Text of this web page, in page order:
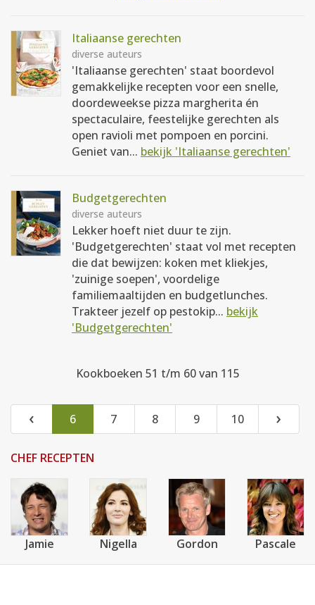
Italiaanse gerechten
diverse auteurs
'Italiaanse gerechten' staat boordevol
gemakkelijke recepten voor een snelle,
doordeweekse pizza margherita én
spectaculaire, feestelijke gerechten als
open ravioli met pompoen en porcini.
Geniet van... bekijk 'Italiaanse gerechten'
Budgetgerechten
diverse auteurs
Lekker hoeft niet duur te zijn.
'Budgetgerechten' staat vol met recepten
die dat bewijzen: koken met kliekjes,
'zuinige soepen', voordelige
familiemaaltijden en budgetlunches.
Trakteer jezelf op pestokip... bekijk
'Budgetgerechten'
Kookboeken 51 t/m 60 van 115
‹ 6 7 8 9 10 ›
CHEF RECEPTEN
Jamie Nigella Gordon Pascale